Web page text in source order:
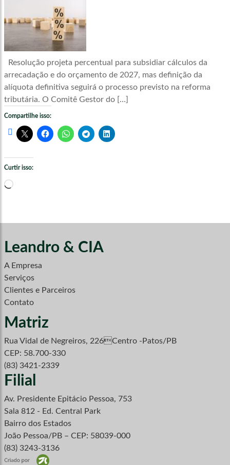
Resolução projeta percentual para subsidiar cálculos da
arrecadação e do orçamento de 2027, mas definição da
alíquota definitiva seguirá o processo previsto na reforma
tributária. O Comitê Gestor do […]
Compartilhe isso:
Curtir isso:
Carregando...
Leandro & CIA
A Empresa
Serviços
Clientes e Parceiros
Contato
Matriz
Rua Vidal de Negreiros, 226Centro -Patos/PB
CEP: 58.700-330
(83) 3421-2339
Filial
Av. Presidente Epitácio Pessoa, 753
Sala 812 - Ed. Central Park
Bairro dos Estados
João Pessoa/PB – CEP: 58039-000
(83) 3243-3136